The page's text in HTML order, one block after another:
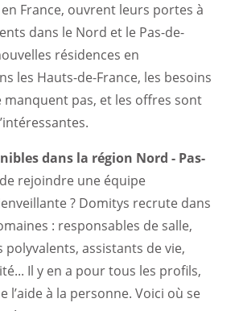
France, ouvrent leurs portes à
dans le Nord et le Pas-de-
résidences en
les Hauts-de-France, les besoins
manquent pas, et les offres sont
dans la région Nord - Pas-
rejoindre une équipe
? Domitys recrute dans
: responsables de salle,
polyvalents, assistants de vie,
Il y en a pour tous les profils,
l’aide à la personne. Voici où se